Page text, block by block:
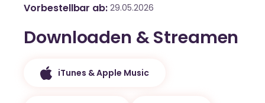
Vorbestellbar ab 29.05.2026
Downloaden & Streamen
iTunes & Apple Music